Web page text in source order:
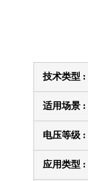
技术类型 :
适用场景 :
电压等级 :
应用类型 :